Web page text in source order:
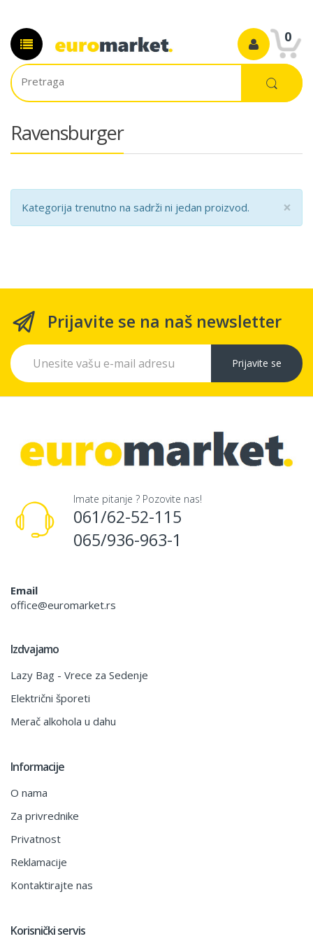
0
Ravensburger
×
Kategorija trenutno na sadrži ni jedan proizvod.
Prijavite se na naš newsletter
Prijavite se
Imate pitanje ? Pozovite nas!
061/62-52-115
065/936-963-1
Email
office@euromarket.rs
Izdvajamo
Lazy Bag - Vrece za Sedenje
Električni šporeti
Merač alkohola u dahu
Informacije
O nama
Za privrednike
Privatnost
Reklamacije
Kontaktirajte nas
Korisnički servis